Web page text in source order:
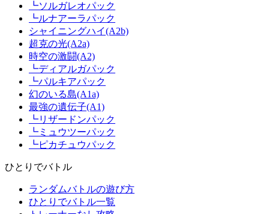
┗ソルガレオパック
┗ルナアーラパック
シャイニングハイ(A2b)
超克の光(A2a)
時空の激闘(A2)
┗ディアルガパック
┗パルキアパック
幻のいる島(A1a)
最強の遺伝子(A1)
┗リザードンパック
┗ミュウツーパック
┗ピカチュウパック
ひとりでバトル
ランダムバトルの遊び方
ひとりでバトル一覧